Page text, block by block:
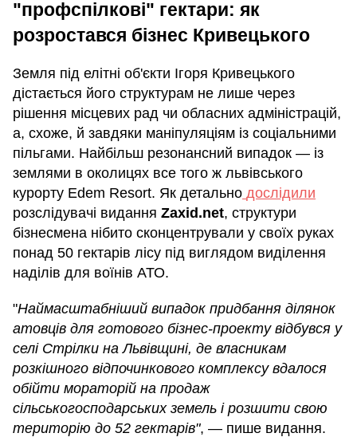
"профспілкові" гектари: як
розростався бізнес Кривецького
Земля під елітні об'єкти Ігоря Кривецького
дістається його структурам не лише через
рішення місцевих рад чи обласних адміністрацій,
а, схоже, й завдяки маніпуляціям із соціальними
пільгами. Найбільш резонансний випадок — із
землями в околицях все того ж львівського
курорту Edem Resort. Як детально дослідили
розслідувачі видання Zaxid.net, структури
бізнесмена нібито сконцентрували у своїх руках
понад 50 гектарів лісу під виглядом виділення
наділів для воїнів АТО.
"Наймасштабніший випадок придбання ділянок
атовців для готового бізнес-проекту відбувся у
селі Стрілки на Львівщині, де власникам
розкішного відпочинкового комплексу вдалося
обійти мораторій на продаж
сільськогосподарських земель і розшити свою
територію до 52 гектарів", — пише видання.